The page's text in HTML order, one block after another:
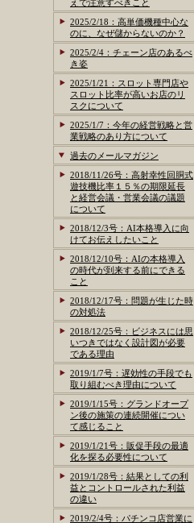
えで注意すべきこと
2025/2/18：高単価機種中心な
のに、なぜ儲からないのか？
2025/2/4：チェーン店のあるべ
き姿
2025/1/21：スロット専門店や
スロット比率が高いお店のリ
スクについて
2025/1/7：今年の経営戦略と営
業戦略のあり方について
過去のメールマガジン
2018/11/26号：高射幸性回胴式
遊技機比率１５％の期限延長
と経営会議・営業会議の議題
について
2018/12/3号：AI本格導入に向
けてお伝えしたいこと
2018/12/10号：AIの本格導入
の時代が到来する前にできる
こと
2018/12/17号：問題が生じた時
の対処法
2018/12/25号：ビジネスには思
いつきではなく設計図が必要
である理由
2019/1/7号：遅効性の手段でも
取り組むべき理由について
2019/1/15号：グランドオープ
ン後の施策の連続開催につい
て感じること
2019/1/21号：販促手段の最適
化を探る必要性について
2019/1/28号：結果としての利
益とコントロールされた利益
の違い
2019/2/4号：パチンコ店営業に